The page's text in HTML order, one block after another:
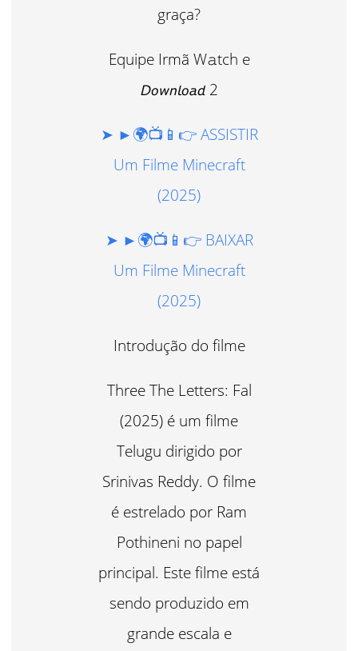
graça?
Equipe Irmã W𝚊tch e
𝘋𝘰𝘸𝘯𝘭𝘰𝘢𝘥 2
➤ ►🌍📺📱👉 ASSISTIR
Um Filme Minecraft
(2025)
➤ ►🌍📺📱👉 BAIXAR
Um Filme Minecraft
(2025)
Introdução do filme
Three The Letters: Fal
(2025) é um filme
Telugu dirigido por
Srinivas Reddy. O filme
é estrelado por Ram
Pothineni no papel
principal. Este filme está
sendo produzido em
grande escala e